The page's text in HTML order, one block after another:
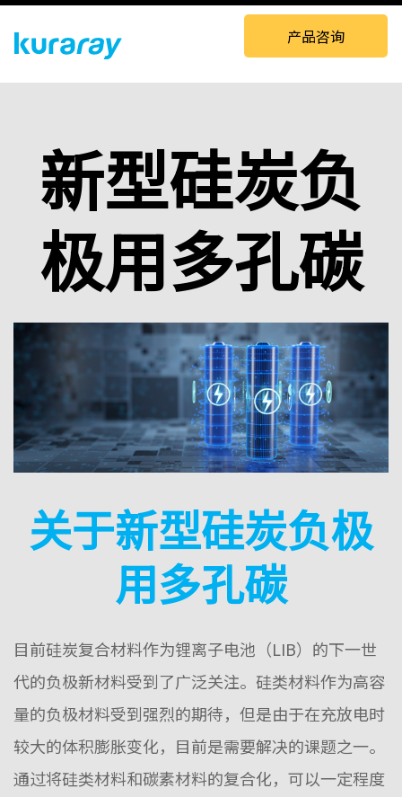
产品咨询
新型硅炭负
极用多孔碳
关于新型硅炭负极
用多孔碳
目前硅炭复合材料作为锂离子电池 （LIB）的下一世
代的负极新材料受到了广泛关注。硅类材料作为高容
量的负极材料受到强烈的期待，但是由于在充放电时
较大的体积膨胀变化，目前是需要解决的课题之一。
通过将硅类材料和碳素材料的复合化，可以一定程度